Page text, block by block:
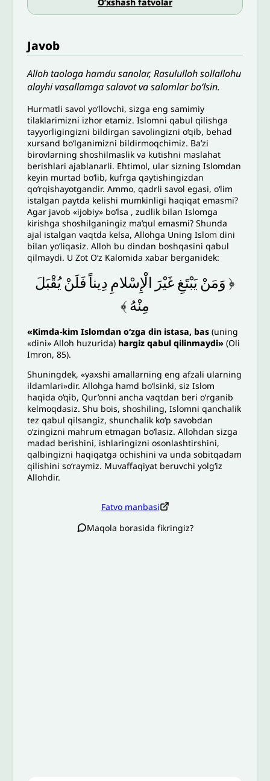
Javob
Alloh taologa hamdu sanolar, Rasululloh sollallohu
alayhi vasallamga salavot va salomlar bo‘lsin.
Hurmatli savol yoʻllovchi, sizga eng samimiy
tilaklarimizni izhor etamiz. Islomni qabul qilishga
tayyorligingizni bildirgan savolingizni o‘qib, behad
xursand bo‘lganimizni bildirmoqchimiz. Ba’zi
birovlarning shoshilmaslik va kutishni maslahat
berishlari ajablanarli. Ehtimol, ular sizning Islomdan
keyin murtad bo‘lib, kufrga qaytishingizdan
qo‘rqishayotgandir. Ammo, qadrli savol egasi, o‘lim
istalgan paytda kelishi mumkinligi haqiqat emasmi?
Agar javob «ijobiy» bo‘lsa , zudlik bilan Islomga
kirishga shoshilganingiz ma’qul emasmi? Shunda
ajal istalgan vaqtda kelsa, Allohga Uning Islom dini
bilan yo‘liqasiz. Alloh bu dindan boshqasini qabul
qilmaydi. U Zot Oʻz Kalomida xabar berganidek:
﴿ وَمَنْيَبْتَغِ غَيْرَ الْإِسْلامِ دِيناً فَلَنْيُقْبَلَ
مِنْهُ ﴾
«Kimda-kim Islomdan o‘zga din istasa, bas(uning
«dini» Alloh huzurida) hargiz qabul qilinmaydi»(Oli
Imron, 85).
Shuningdek, «yaxshi amallarning eng afzali ularning
ildamlari»dir. Allohga hamd bo‘lsinki, siz Islom
haqida o‘qib, Qur’onni ancha vaqtdan beri o‘rganib
kelmoqdasiz. Shu bois, shoshiling, Islomni qanchalik
tez qabul qilsangiz, shunchalik ko‘p savobdan
o‘zingizni mahrum etmagan boʻlasiz. Allohdan sizga
madad berishini, ishlaringizni osonlashtirshini,
qalbingizni haqiqatga ochishini va unda sobitqadam
qilishini so‘raymiz. Muvaffaqiyat beruvchi yolg‘iz
Allohdir.
Fatvo manbasi
Maqola borasida fikringiz?